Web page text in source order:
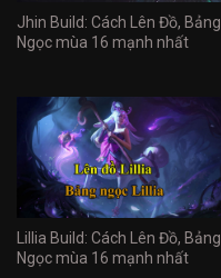
Jhin Build: Cách Lên Đồ, Bảng
Ngọc mùa 16 mạnh nhất
Lillia Build: Cách Lên Đồ, Bảng
Ngọc mùa 16 mạnh nhất